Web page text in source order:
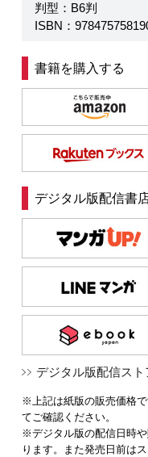
判型：B6判
ISBN：
書籍を購入する
デジタル版配信書
デジタル版配信ス
※上記は紙版の販売価格
てご確認ください。
※デジタル版の配信日時
ります。また発売日前は